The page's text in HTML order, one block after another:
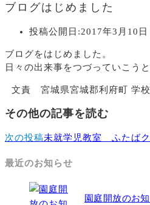
ブログはじめました
投稿公開日:2017年3月10日
ブログをはじめました。
日々の出来事をつづっていこうと
文責 宮城県宮城郡利府町 学
その他の記事を読む
次の投稿未就学児教室 ふたば
最近のお知らせ
園庭開放のお